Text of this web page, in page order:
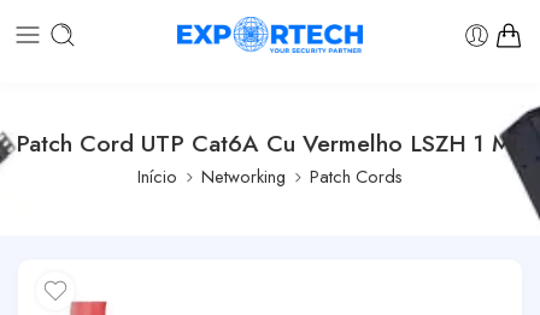
Patch Cord UTP Cat6A Cu Vermelho LSZH 1 Mt.
Início Networking Patch Cords